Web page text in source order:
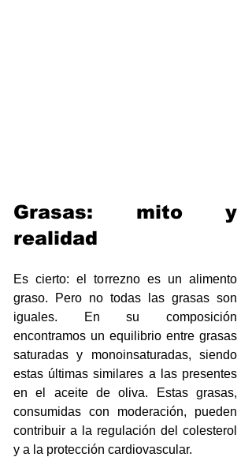
Grasas: mito y
realidad
Es cierto: el torrezno es un alimento
graso. Pero no todas las grasas son
iguales. En su composición
encontramos un equilibrio entre grasas
saturadas y monoinsaturadas, siendo
estas últimas similares a las presentes
en el aceite de oliva. Estas grasas,
consumidas con moderación, pueden
contribuir a la regulación del colesterol
y a la protección cardiovascular.